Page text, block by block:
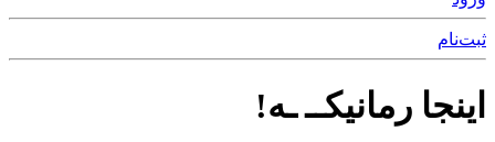
ثبت‌نام
اینجا رمانیکــ ـه!